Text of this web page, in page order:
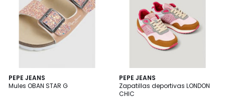
PEPE JEANS
Mules OBAN STAR G
PEPE JEANS
Zapatillas deportivas LONDON
CHIC